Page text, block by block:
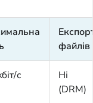
файлів
с
Ні
(DRM)